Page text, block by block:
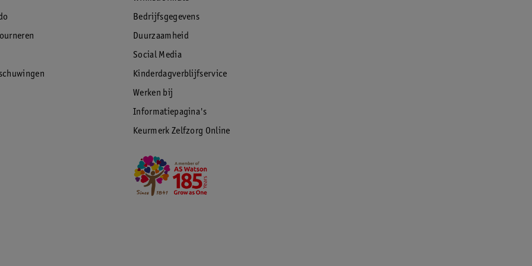
Bedrijfsgegevens
Duurzaamheid
Social Media
Kinderdagverblijfservice
Werken bij
Informatiepagina's
Keurmerk Zelfzorg Online